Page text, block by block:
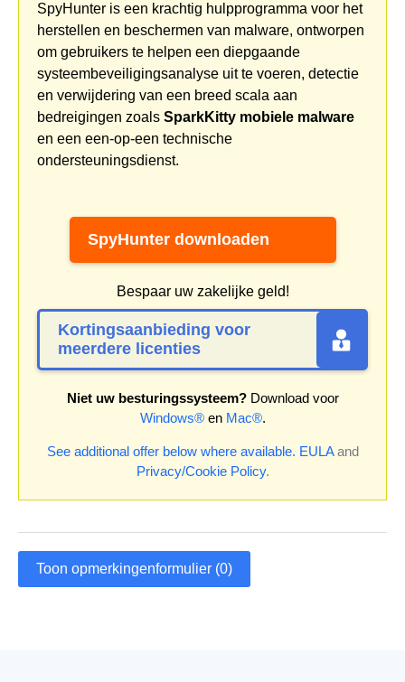
SpyHunter is een krachtig hulpprogramma voor het
herstellen en beschermen van malware, ontworpen
om gebruikers te helpen een diepgaande
systeembeveiligingsanalyse uit te voeren, detectie
en verwijdering van een breed scala aan
bedreigingen zoals SparkKitty mobiele malware
en een een-op-een technische
ondersteuningsdienst.
SpyHunter downloaden
Bespaar uw zakelijke geld!
Kortingsaanbieding voor
meerdere licenties
Niet uw besturingssysteem?Download voor
Windows®en Mac®.
See additional offer below where available. EULAand
Privacy/Cookie Policy.
Toon opmerkingenformulier (0)